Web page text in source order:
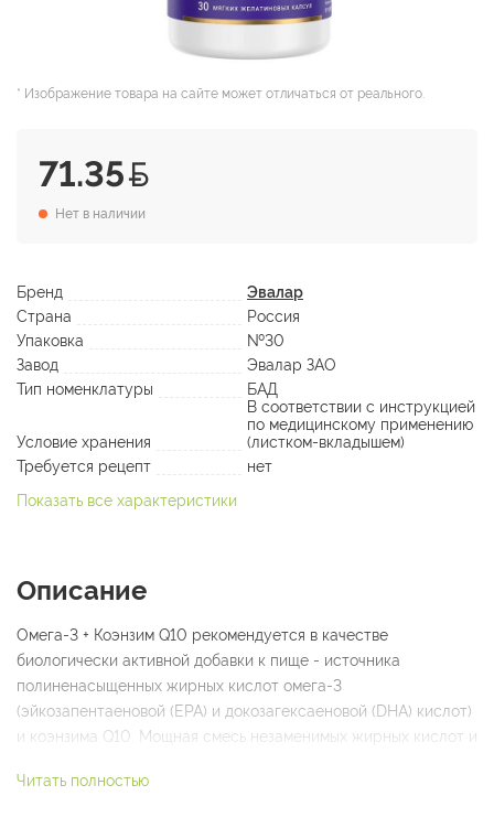
* Изображение товара на сайте может отличаться от реального.
71.35
Нет в наличии
Бренд
Эвалар
Страна
Россия
Упаковка
№30
Завод
Эвалар ЗАО
Тип номенклатуры
БАД
Условие хранения
В соответствии с инструкцией
по медицинскому применению
(листком-вкладышем)
Требуется рецепт
нет
Показать все характеристики
Описание
Омега-3 + Коэнзим Q10 рекомендуется в качестве
биологически активной добавки к пище - источника
полиненасыщенных жирных кислот омега-3
(эйкозапентаеновой (EPA) и докозагексаеновой (DHA) кислот)
и коэнзима Q10. Мощная смесь незаменимых жирных кислот и
антиоксидантные свойства препарата, способствует:
Читать полностью